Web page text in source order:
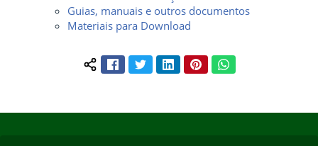
Guias, manuais e outros documentos
Materiais para Download
Compartilhar conteúdo:
FacebookTwitterLinkedInPinterestWhatsApp